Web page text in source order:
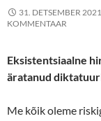
31. DETSEMBER 2021
KOMMENTAAR
Eksistentsiaalne
äratanud
Me kõik oleme